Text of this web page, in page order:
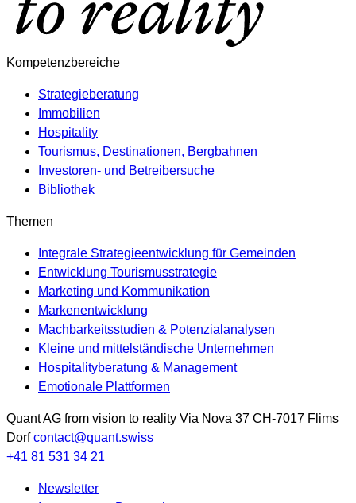
Kompetenzbereiche
Strategieberatung
Immobilien
Hospitality
Tourismus, Destinationen, Bergbahnen
Investoren- und Betreibersuche
Bibliothek
Themen
Integrale Strategieentwicklung für Gemeinden
Entwicklung Tourismusstrategie
Marketing und Kommunikation
Markenentwicklung
Machbarkeitsstudien & Potenzialanalysen
Kleine und mittelständische Unternehmen
Hospitalityberatung & Management
Emotionale Plattformen
Quant AG from vision to reality Via Nova 37 CH-7017 Flims
Dorf contact@quant.swiss
+41 81 531 34 21
Newsletter